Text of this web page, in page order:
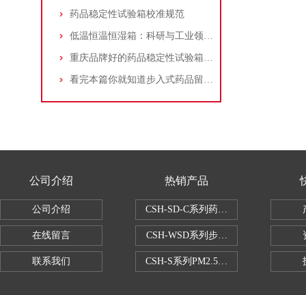
药品稳定性试验箱校准规范
低温恒温恒湿箱：科研与工业领域的精密环境调控设备
重庆品牌好的药品稳定性试验箱厂家推荐
看完本篇你就知道步入式药品留样室的特点有哪些了
公司介绍
公司介绍
在线留言
联系我们
热销产品
CSH-SD-C系列药品稳定性试验箱（
CSH-WSD系列步入式药品稳定性试验
CSH-S系列PM2.5恒温恒湿试验室